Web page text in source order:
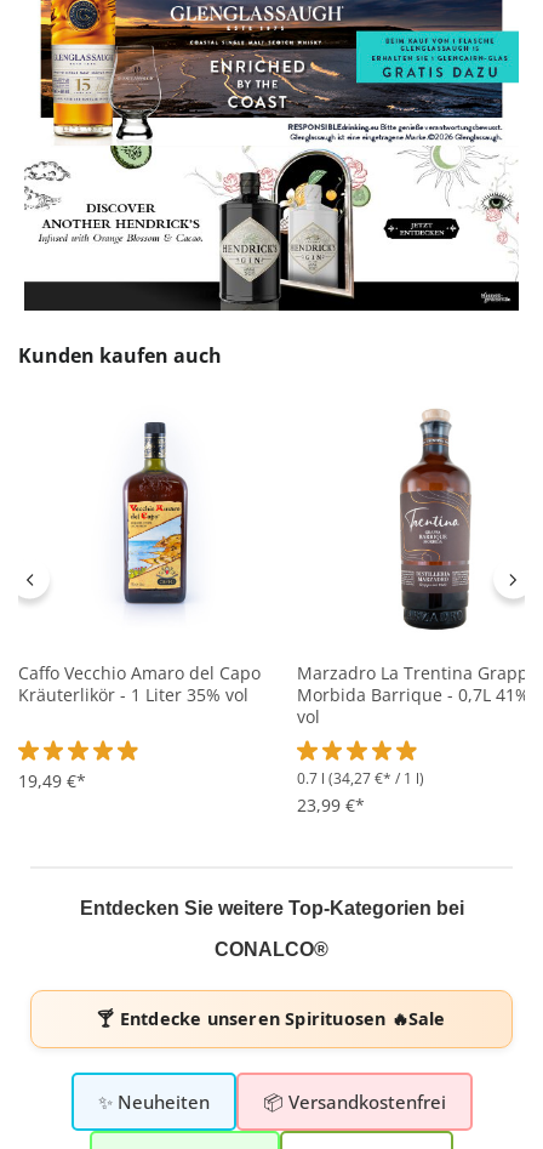
Produktgalerie überspringen
Kunden kaufen auch
Caffo Vecchio Amaro del Capo
Kräuterlikör - 1 Liter 35% vol
Durchschnittliche Bewertung von 4.8 von 5 Sternen
19,49 €*
Marzadro La Trentina Grappa
Morbida Barrique - 0,7L 41%
vol
Durchschnittliche
0.7 l (34,27 €* / 1 l)
23,99 €*
Entdecken Sie weitere Top-Kategorien bei
CONALCO®
🍸 Entdecke unserenSpirituosen 🔥Sale
✨ Neuheiten 📦 Versandkostenfrei